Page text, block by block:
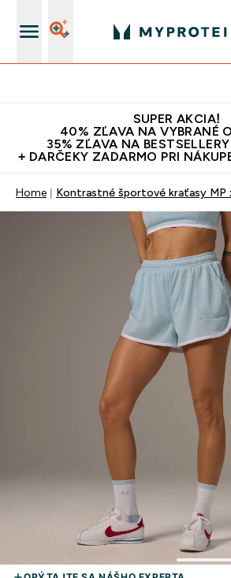
SUPER AKCIA!
40% ZĽAVA NA VYBRANÉ
35% ZĽAVA NA
+ DARČEKY ZADARMO PRI
Home Kontrastné športové kraťasy MP